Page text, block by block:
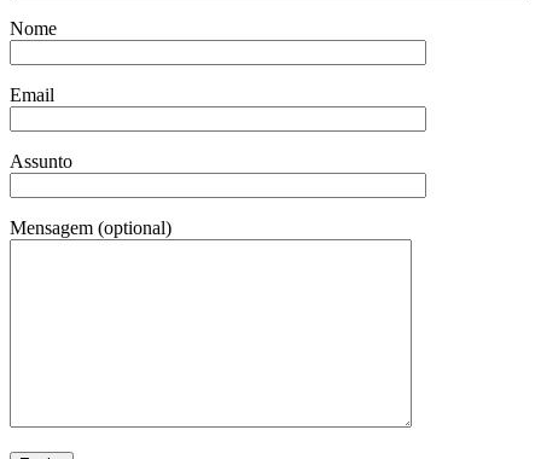
Nome
Email
Assunto
Mensagem (optional)